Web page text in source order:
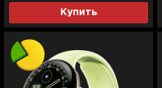
Porcelain Active Band
Купить